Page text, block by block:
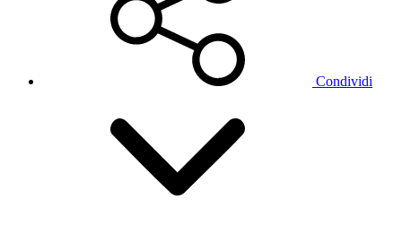
Condividi